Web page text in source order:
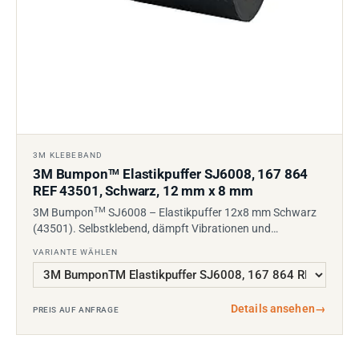
3M KLEBEBAND
3M BumponTM Elastikpuffer SJ6008, 167 864
REF 43501, Schwarz, 12 mm x 8 mm
3M BumponTM SJ6008 – Elastikpuffer 12x8 mm Schwarz
(43501). Selbstklebend, dämpft Vibrationen und…
VARIANTE WÄHLEN
PREIS AUF ANFRAGE Details ansehen→